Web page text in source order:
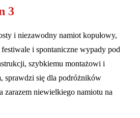
3
i niezawodny namiot kopułowy,
i spontaniczne wypady pod
szybkiemu montażowi i
sprawdzi się dla podróżników
zarazem niewielkiego namiotu na